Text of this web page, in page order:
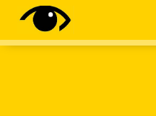
Diese Webseite setzt
Tracking-Tools ein. Dies